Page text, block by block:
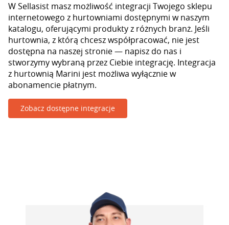
W Sellasist masz możliwość integracji Twojego sklepu
internetowego z hurtowniami dostępnymi w naszym
katalogu, oferującymi produkty z różnych branż. Jeśli
hurtownia, z którą chcesz współpracować, nie jest
dostępna na naszej stronie — napisz do nas i
stworzymy wybraną przez Ciebie integrację. Integracja
z hurtownią Marini jest możliwa wyłącznie w
abonamencie płatnym.
Zobacz dostępne integracje